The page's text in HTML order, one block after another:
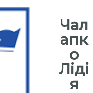
Чал
апк
о
Ліді
я